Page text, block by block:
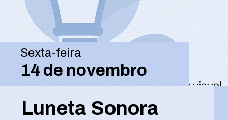
Luneta Sonora
Sexta-feira
14 de novembro